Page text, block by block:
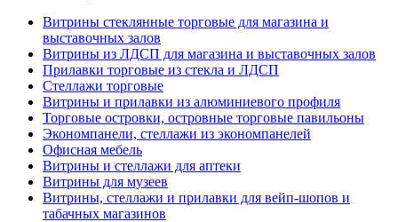
Витрины стеклянные торговые для магазина и
выставочных залов
Витрины из ЛДСП для магазина и выставочных залов
Прилавки торговые из стекла и ЛДСП
Стеллажи торговые
Витрины и прилавки из алюминиевого профиля
Торговые островки, островные торговые павильоны
Экономпанели, стеллажи из экономпанелей
Офисная мебель
Витрины и стеллажи для аптеки
Витрины для музеев
Витрины, стеллажи и прилавки для вейп-шопов и
табачных магазинов